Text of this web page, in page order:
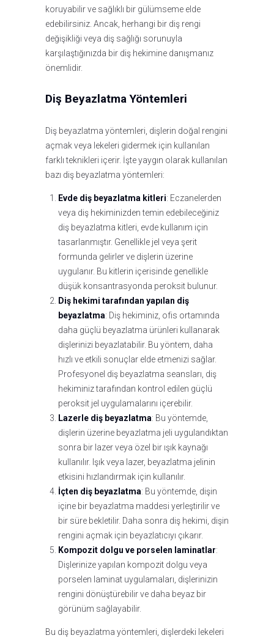
koruyabilir ve sağlıklı bir gülümseme elde
edebilirsiniz. Ancak, herhangi bir diş rengi
değişikliği veya diş sağlığı sorunuyla
karşılaştığınızda bir diş hekimine danışmanız
önemlidir.
Diş Beyazlatma Yöntemleri
Diş beyazlatma yöntemleri, dişlerin doğal rengini
açmak veya lekeleri gidermek için kullanılan
farklı teknikleri içerir. İşte yaygın olarak kullanılan
bazı diş beyazlatma yöntemleri:
Evde diş beyazlatma kitleri: Eczanelerden
veya diş hekiminizden temin edebileceğiniz
diş beyazlatma kitleri, evde kullanım için
tasarlanmıştır. Genellikle jel veya şerit
formunda gelirler ve dişlerin üzerine
uygulanır. Bu kitlerin içerisinde genellikle
düşük konsantrasyonda peroksit bulunur.
Diş hekimi tarafından yapılan diş
beyazlatma: Diş hekiminiz, ofis ortamında
daha güçlü beyazlatma ürünleri kullanarak
dişlerinizi beyazlatabilir. Bu yöntem, daha
hızlı ve etkili sonuçlar elde etmenizi sağlar.
Profesyonel diş beyazlatma seansları, diş
hekiminiz tarafından kontrol edilen güçlü
peroksit jel uygulamalarını içerebilir.
Lazerle diş beyazlatma: Bu yöntemde,
dişlerin üzerine beyazlatma jeli uygulandıktan
sonra bir lazer veya özel bir ışık kaynağı
kullanılır. Işık veya lazer, beyazlatma jelinin
etkisini hızlandırmak için kullanılır.
İçten diş beyazlatma: Bu yöntemde, dişin
içine bir beyazlatma maddesi yerleştirilir ve
bir süre bekletilir. Daha sonra diş hekimi, dişin
rengini açmak için beyazlatıcıyı çıkarır.
Kompozit dolgu ve porselen laminatlar:
Dişlerinize yapılan kompozit dolgu veya
porselen laminat uygulamaları, dişlerinizin
rengini dönüştürebilir ve daha beyaz bir
görünüm sağlayabilir.
Bu diş beyazlatma yöntemleri, dişlerdeki lekeleri